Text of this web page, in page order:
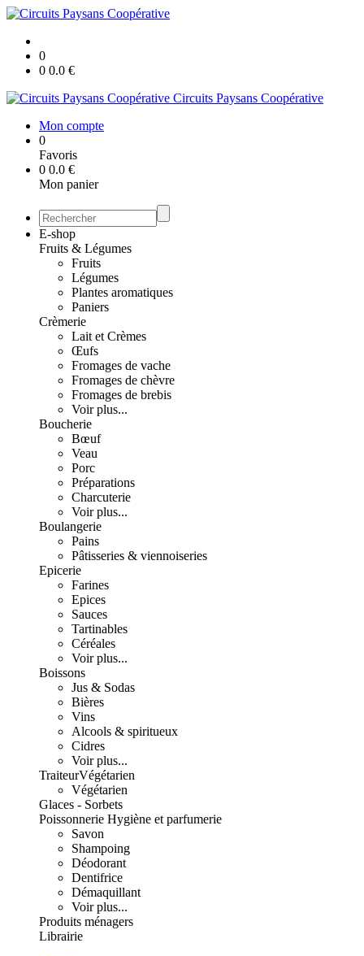
0
0 0.0 €
Circuits Paysans Coopérative
Mon compte
0
Favoris
0 0.0 €
Mon panier
E-shop
Fruits & Légumes
Fruits
Légumes
Plantes aromatiques
Paniers
Crèmerie
Lait et Crèmes
Œufs
Fromages de vache
Fromages de chèvre
Fromages de brebis
Voir plus...
Boucherie
Bœuf
Veau
Porc
Préparations
Charcuterie
Voir plus...
Boulangerie
Pains
Pâtisseries & viennoiseries
Epicerie
Farines
Epices
Sauces
Tartinables
Céréales
Voir plus...
Boissons
Jus & Sodas
Bières
Vins
Alcools & spiritueux
Cidres
Voir plus...
TraiteurVégétarien
Végétarien
Glaces - Sorbets
Poissonnerie Hygiène et parfumerie
Savon
Shampoing
Déodorant
Dentifrice
Démaquillant
Voir plus...
Produits ménagers
Librairie